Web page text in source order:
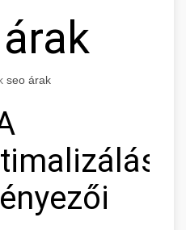
seo árak